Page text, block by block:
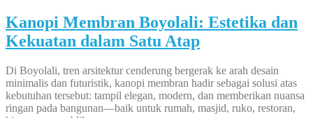
Kanopi Membran Boyolali: Estetika dan
Kekuatan dalam Satu Atap
Di Boyolali, tren arsitektur cenderung bergerak ke arah desain
minimalis dan futuristik, kanopi membran hadir sebagai solusi atas
kebutuhan tersebut: tampil elegan, modern, dan memberikan nuansa
ringan pada bangunan—baik untuk rumah, masjid, ruko, restoran,